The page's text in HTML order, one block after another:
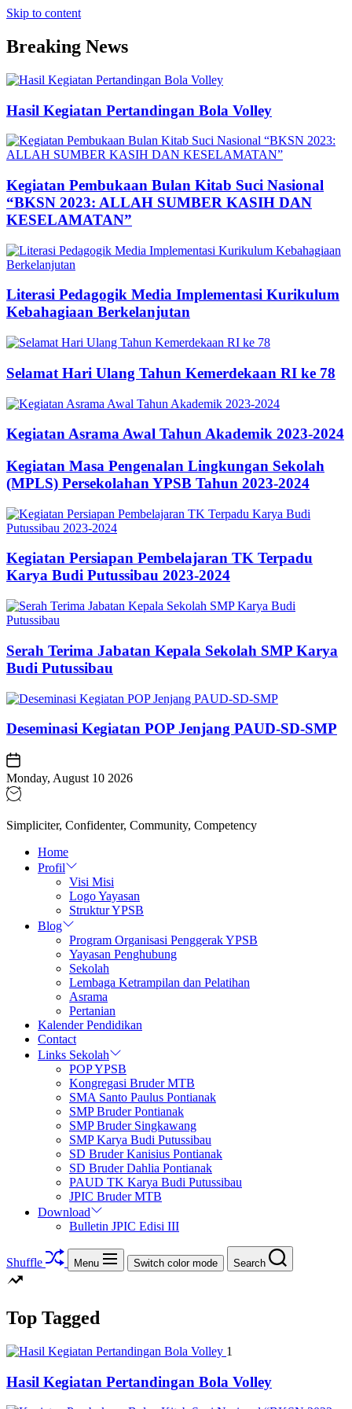
Skip to content
Breaking News
Hasil Kegiatan Pertandingan Bola Volley
Kegiatan Pembukaan Bulan Kitab Suci Nasional
“BKSN 2023: ALLAH SUMBER KASIH DAN
KESELAMATAN”
Literasi Pedagogik Media Implementasi Kurikulum
Kebahagiaan Berkelanjutan
Selamat Hari Ulang Tahun Kemerdekaan RI ke 78
Kegiatan Asrama Awal Tahun Akademik 2023-2024
Kegiatan Masa Pengenalan Lingkungan Sekolah
(MPLS) Persekolahan YPSB Tahun 2023-2024
Kegiatan Persiapan Pembelajaran TK Terpadu
Karya Budi Putussibau 2023-2024
Serah Terima Jabatan Kepala Sekolah SMP Karya
Budi Putussibau
Deseminasi Kegiatan POP Jenjang PAUD-SD-SMP
Monday, August 10 2026
Simpliciter, Confidenter, Community, Competency
Home
Profil
Visi Misi
Logo Yayasan
Struktur YPSB
Blog
Program Organisasi Penggerak YPSB
Yayasan Penghubung
Sekolah
Lembaga Ketrampilan dan Pelatihan
Asrama
Pertanian
Kalender Pendidikan
Contact
Links Sekolah
POP YPSB
Kongregasi Bruder MTB
SMA Santo Paulus Pontianak
SMP Bruder Pontianak
SMP Bruder Singkawang
SMP Karya Budi Putussibau
SD Bruder Kanisius Pontianak
SD Bruder Dahlia Pontianak
PAUD TK Karya Budi Putussibau
JPIC Bruder MTB
Download
Bulletin JPIC Edisi III
Shuffle Menu Switch color mode Search
Top Tagged
1
Hasil Kegiatan Pertandingan Bola Volley